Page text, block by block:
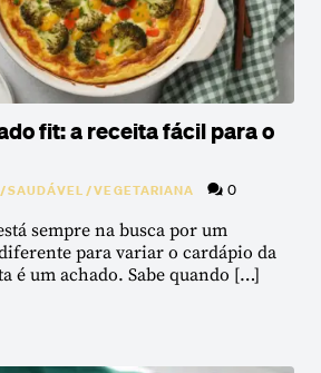
fit: a receita fácil para o
/SAUDÁVEL/VEGETARIANA 0
sempre na busca por um
para variar o cardápio da
é um achado. Sabe quando […]